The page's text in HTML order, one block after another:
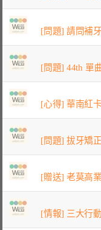
[問題] 請問補
[問題] 44th 單
[心得] 華南紅
[問題] 拔牙矯
[贈送] 老莫高
[情報] 三大行